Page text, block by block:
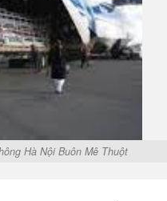
Nội Buôn Mê Thuột